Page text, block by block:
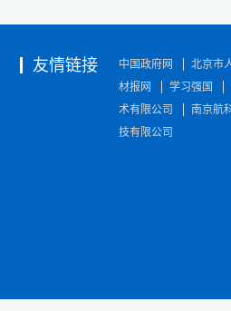
友情链接 中国政府网 北京市
材报网
学习强国
术有限公司
南京航
技有限公司